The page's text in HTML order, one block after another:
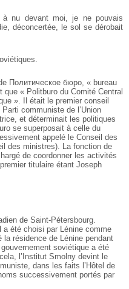
à nu devant moi, je ne pouvais
déconcertée, le sol se dérobait
Политическоe бюро, « bureau
« Politburo du Comité Central
». Il était le premier conseil
communiste de l’Union
et déterminait les politiques
se superposait à celle du
appelé le Conseil des
des ministres). La fonction de
de coordonner les activités
titulaire étant Joseph
de Saint-Pétersbourg.
a été choisi par Lénine comme
résidence de Lénine pendant
soviétique a été
l’Institut Smolny devint le
dans les faits l’Hôtel de
successivement portés par